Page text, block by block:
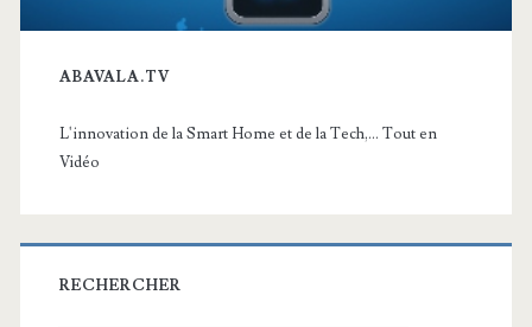
ABAVALA.TV
L'innovation de la Smart Home et de la Tech,... Tout en
Vidéo
RECHERCHER